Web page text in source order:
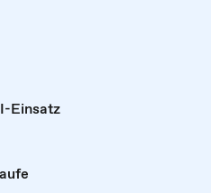
Einsatz